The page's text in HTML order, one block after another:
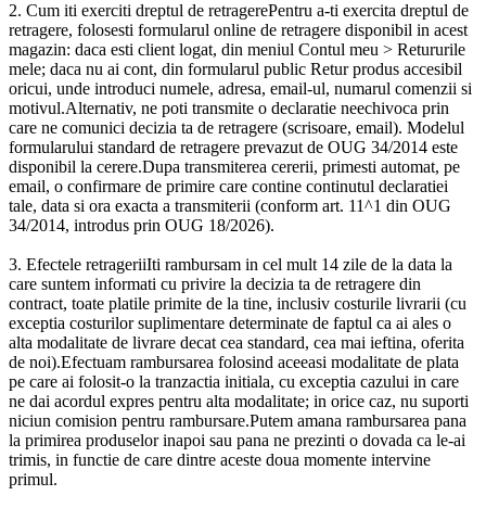
2. Cum iti exerciti dreptul de retragerePentru a-ti exercita dreptul de
retragere, folosesti formularul online de retragere disponibil in acest
magazin: daca esti client logat, din meniul Contul meu > Retururile
mele; daca nu ai cont, din formularul public Retur produs accesibil
oricui, unde introduci numele, adresa, email-ul, numarul comenzii si
motivul.Alternativ, ne poti transmite o declaratie neechivoca prin
care ne comunici decizia ta de retragere (scrisoare, email). Modelul
formularului standard de retragere prevazut de OUG 34/2014 este
disponibil la cerere.Dupa transmiterea cererii, primesti automat, pe
email, o confirmare de primire care contine continutul declaratiei
tale, data si ora exacta a transmiterii (conform art. 11^1 din OUG
34/2014, introdus prin OUG 18/2026).
3. Efectele retrageriiIti rambursam in cel mult 14 zile de la data la
care suntem informati cu privire la decizia ta de retragere din
contract, toate platile primite de la tine, inclusiv costurile livrarii (cu
exceptia costurilor suplimentare determinate de faptul ca ai ales o
alta modalitate de livrare decat cea standard, cea mai ieftina, oferita
de noi).Efectuam rambursarea folosind aceeasi modalitate de plata
pe care ai folosit-o la tranzactia initiala, cu exceptia cazului in care
ne dai acordul expres pentru alta modalitate; in orice caz, nu suporti
niciun comision pentru rambursare.Putem amana rambursarea pana
la primirea produselor inapoi sau pana ne prezinti o dovada ca le-ai
trimis, in functie de care dintre aceste doua momente intervine
primul.